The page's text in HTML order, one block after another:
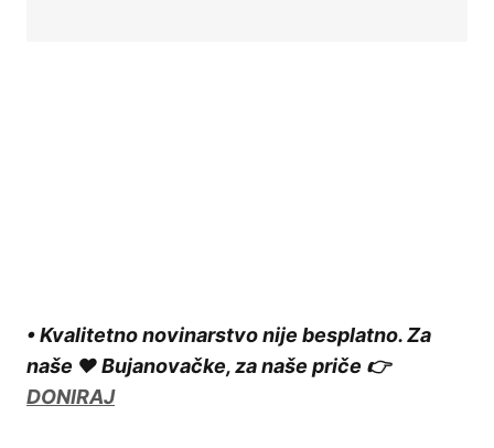
• Kvalitetno novinarstvo nije besplatno. Za
naše ❤️ Bujanovačke, za naše priče 👉
DONIRAJ